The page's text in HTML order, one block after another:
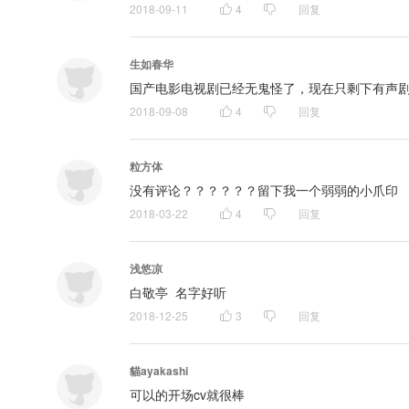
2018-09-11 4 回复
生如春华
国产电影电视剧已经无鬼怪了，现在只剩下有声
2018-09-08 4 回复
粒方体
没有评论？？？？？？留下我一个弱弱的小爪印
2018-03-22 4 回复
浅悠凉
白敬亭  名字好听
2018-12-25 3 回复
貓ayakashi
可以的开场cv就很棒